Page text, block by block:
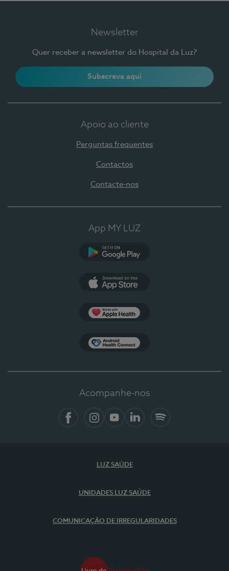
Newsletter
Quer receber a newsletter do Hospital da Luz?
Subscreva aqui
Apoio ao cliente
Perguntas frequentes
Contactos
Contacte-nos
App MY LUZ
Acompanhe-nos
LUZ SAÚDE
UNIDADES LUZ SAÚDE
COMUNICAÇÃO DE IRREGULARIDADES